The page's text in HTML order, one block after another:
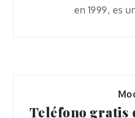
en 1999, es
Teléfono gratis